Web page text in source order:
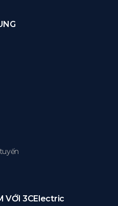
VỚI 3CElectric